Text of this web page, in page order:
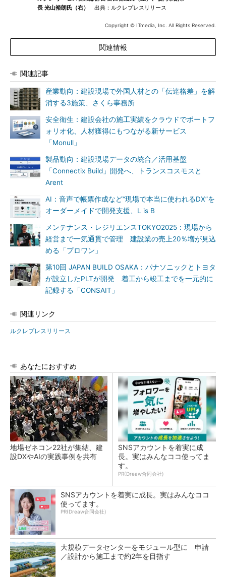
長 光山裕朗氏（右）
出典：ルクレプレスリリース
Copyright © ITmedia, Inc. All Rights Reserved.
関連情報
関連記事
産業動向：建設現場で外国人材との「伝達格差」を解
消する3施策、さくら事務所
安全衛生：建設会社の施工実績をクラウドでポートフ
ォリオ化、人材獲得にもつながる新サービス
「Monull」
製品動向：建設現場データの統合／活用基盤
「Connectix Build」開発へ、トランスコスモスと
Arent
AI：音声で帳票作成など“現場で本当に使われるDX”を
オーダーメイドで開発支援、L is B
メンテナンス・レジリエンスTOKYO2025：現場から
経営まで一気通貫で管理 建設業の売上20％増が見込
める「プロワン」
第10回 JAPAN BUILD OSAKA：パナソニックとトヨタ
が設立したPLTが開発 着工から竣工までを一元的に
記録する「CONSAIT」
関連リンク
ルクレプレスリリース
あなたにおすすめ
地場ゼネコン22社が集結、建
設DXやAIの実践事例を共有
SNSアカウントを着実に成
長。実はみんなココ使ってま
す。
PR(Dreaw合同会社)
SNSアカウントを着実に成長。実はみんなココ
使ってます。
PR(Dreaw合同会社)
大規模データセンターをモジュール型に 申請
／設計から施工まで約2年を目指す